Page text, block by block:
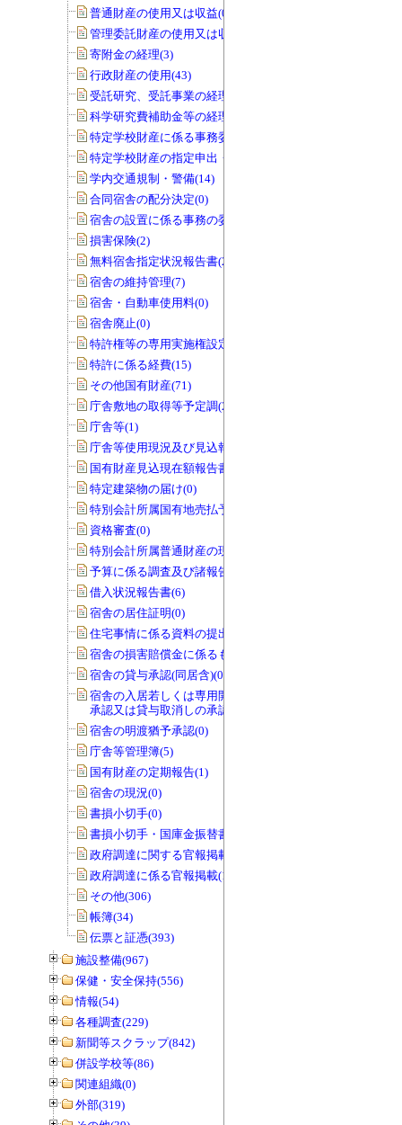
普通財産の使用又は収益(0)
管理委託財産の使用又は収益(0)
寄附金の経理(3)
行政財産の使用(43)
受託研究、受託事業の経理(12)
科学研究費補助金等の経理(5)
特定学校財産に係る事務委任の承認(0)
特定学校財産の指定申出・協議(0)
学内交通規制・警備(14)
合同宿舎の配分決定(0)
宿舎の設置に係る事務の委任(0)
損害保険(2)
無料宿舎指定状況報告書(2)
宿舎の維持管理(7)
宿舎・自動車使用料(0)
宿舎廃止(0)
特許権等の専用実施権設定(22)
特許に係る経費(15)
その他国有財産(71)
庁舎敷地の取得等予定調(22)
庁舎等(1)
庁舎等使用現況及び見込報告書(0)
国有財産見込現在額報告書(1)
特定建築物の届け(0)
特別会計所属国有地売払予定調(0)
資格審査(0)
特別会計所属普通財産の現況調査(0)
予算に係る調査及び諸報告(286)
借入状況報告書(6)
宿舎の居住証明(0)
住宅事情に係る資料の提出(3)
宿舎の損害賠償金に係るもの(0)
宿舎の貸与承認(同居含)(0)
宿舎の入居若しくは専用開始の延期の
承認又は貸与取消しの承認(0)
宿舎の明渡猶予承認(0)
庁舎等管理簿(5)
国有財産の定期報告(1)
宿舎の現況(0)
書損小切手(0)
書損小切手・国庫金振替書(0)
政府調達に関する官報掲載(0)
政府調達に係る官報掲載(1)
その他(306)
帳簿(34)
伝票と証憑(393)
施設整備(967)
保健・安全保持(556)
情報(54)
各種調査(229)
新聞等スクラップ(842)
併設学校等(86)
関連組織(0)
外部(319)